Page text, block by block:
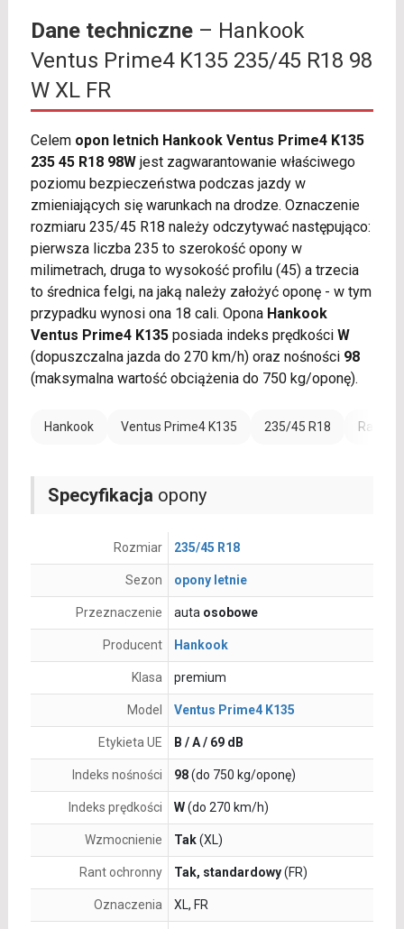
Dane techniczne– Hankook
Ventus Prime4 K135 235/45 R18 98
W XL FR
Celem opon letnich Hankook Ventus Prime4 K135
235 45 R18 98Wjest zagwarantowanie właściwego
poziomu bezpieczeństwa podczas jazdy w
zmieniających się warunkach na drodze. Oznaczenie
rozmiaru 235/45 R18 należy odczytywać następująco:
pierwsza liczba 235 to szerokość opony w
milimetrach, druga to wysokość profilu (45) a trzecia
to średnica felgi, na jaką należy założyć oponę - w tym
przypadku wynosi ona 18 cali. Opona Hankook
Ventus Prime4 K135posiada indeks prędkości W
(dopuszczalna jazda do 270 km/h) oraz nośności 98
(maksymalna wartość obciążenia do 750 kg/oponę).
Hankook Ventus Prime4 K135 235/45 R18 Rant
Specyfikacja opony
Rozmiar 235/45 R18
Sezon opony letnie
Przeznaczenie auta osobowe
Producent Hankook
Klasa premium
Model Ventus Prime4 K135
Etykieta UE B / A / 69 dB
Indeks nośności 98(do 750 kg/oponę)
Indeks prędkości W(do 270 km/h)
Wzmocnienie Tak(XL)
Rant ochronny Tak, standardowy(FR)
Oznaczenia XL, FR